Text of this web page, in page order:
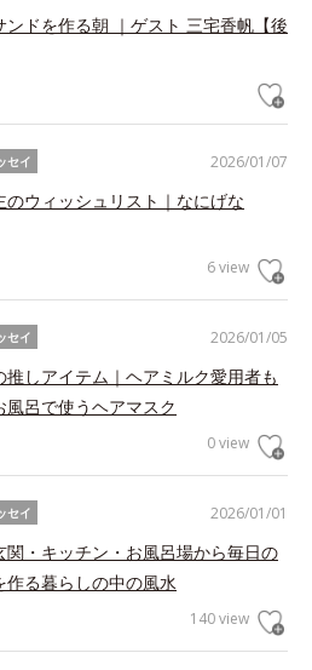
ンドを作る朝 ｜ゲスト 三宅香帆【後
2026/01/07
セイ
のウィッシュリスト｜なにげな
6 view
2026/01/05
セイ
推しアイテム｜ヘアミルク愛用者も
風呂で使うヘアマスク
0 view
2026/01/01
セイ
関・キッチン・お風呂場から毎日の
作る暮らしの中の風水
140 view